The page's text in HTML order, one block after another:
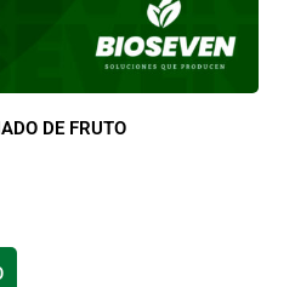
DE FRUTO